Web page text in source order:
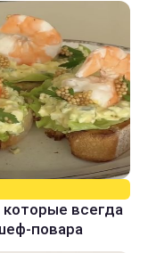
которые всегда
повара